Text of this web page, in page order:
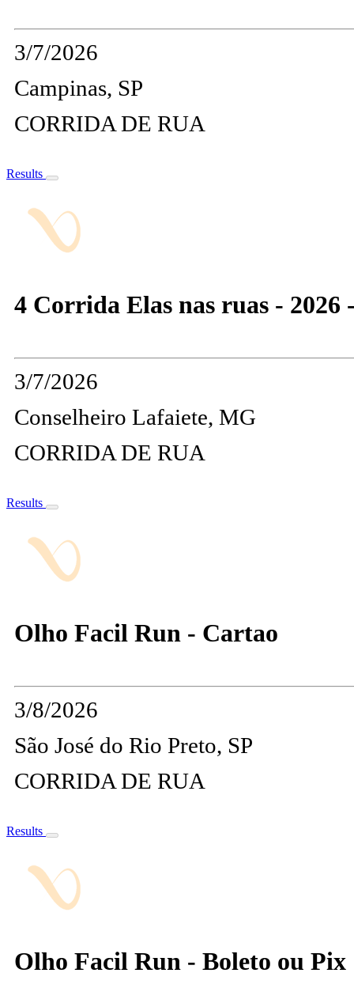
3/7/2026
Campinas, SP
CORRIDA DE RUA
Results
4 Corrida Elas nas ruas - 2026
3/7/2026
Conselheiro Lafaiete, MG
CORRIDA DE RUA
Results
Olho Facil Run - Cartao
3/8/2026
São José do Rio Preto, SP
CORRIDA DE RUA
Results
Olho Facil Run - Boleto ou Pix